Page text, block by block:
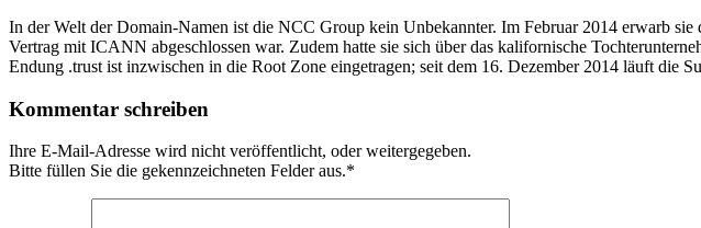
In der Welt der Domain-Namen ist die NCC Group kein Unbekannter. Im Februar 2014 erwarb
Vertrag mit ICANN abgeschlossen war. Zudem hatte sie sich über das kalifornische
Endung .trust ist inzwischen in die Root Zone eingetragen; seit dem 16. Dezember 2014 läuft die
Kommentar schreiben
Ihre E-Mail-Adresse wird nicht veröffentlicht, oder weitergegeben.
Bitte füllen Sie die gekennzeichneten Felder aus.*